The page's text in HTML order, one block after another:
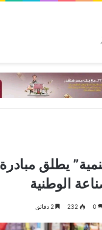
يطلق مبادرة
الوطنية
0
232